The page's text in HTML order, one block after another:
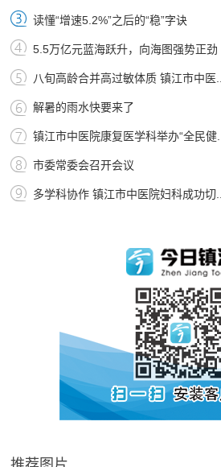
读懂“增速5.2%”之后的“稳”字诀
5.5万亿元蓝海跃升，向海图强势正劲
八旬高龄合并高过敏体质 镇江市中医...
解暑的雨水快要来了
镇江市中医院康复医学科举办“全民健...
市委常委会召开会议
多学科协作 镇江市中医院妇科成功切...